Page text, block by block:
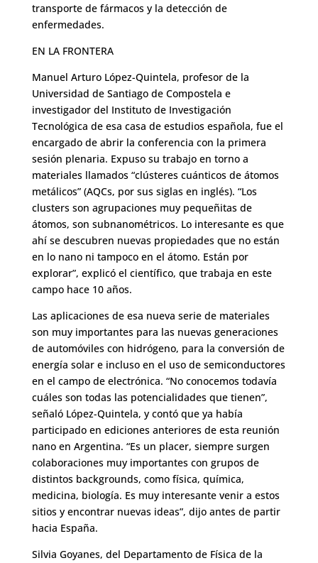
transporte de fármacos y la detección de
enfermedades.
EN LA FRONTERA
Manuel Arturo López-Quintela, profesor de la
Universidad de Santiago de Compostela e
investigador del Instituto de Investigación
Tecnológica de esa casa de estudios española, fue el
encargado de abrir la conferencia con la primera
sesión plenaria. Expuso su trabajo en torno a
materiales llamados “clústeres cuánticos de átomos
metálicos” (AQCs, por sus siglas en inglés). “Los
clusters son agrupaciones muy pequeñitas de
átomos, son subnanométricos. Lo interesante es que
ahí se descubren nuevas propiedades que no están
en lo nano ni tampoco en el átomo. Están por
explorar”, explicó el científico, que trabaja en este
campo hace 10 años.
Las aplicaciones de esa nueva serie de materiales
son muy importantes para las nuevas generaciones
de automóviles con hidrógeno, para la conversión de
energía solar e incluso en el uso de semiconductores
en el campo de electrónica. “No conocemos todavía
cuáles son todas las potencialidades que tienen”,
señaló López-Quintela, y contó que ya había
participado en ediciones anteriores de esta reunión
nano en Argentina. “Es un placer, siempre surgen
colaboraciones muy importantes con grupos de
distintos backgrounds, como física, química,
medicina, biología. Es muy interesante venir a estos
sitios y encontrar nuevas ideas”, dijo antes de partir
hacia España.
Silvia Goyanes, del Departamento de Física de la